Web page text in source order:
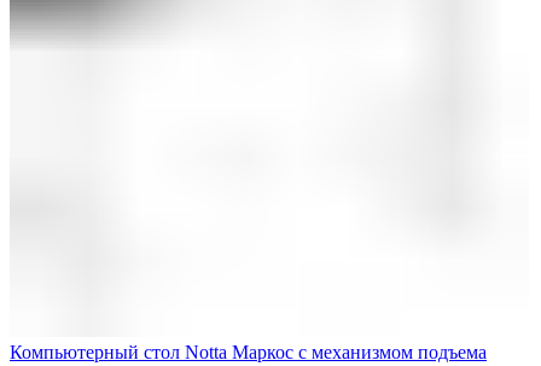
Компьютерный стол Notta Маркос с механизмом подъема